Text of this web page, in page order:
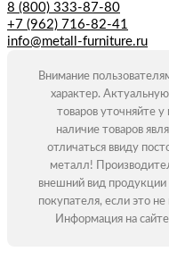
8 (800) 333-87-80
+7 (962) 716-82-41
info@metall-furniture.ru
Внимание
характер.
товаров уточняйте
наличие товаров
отличаться ввиду
металл!
внешний вид продукции
покупателя, если это
Информация на